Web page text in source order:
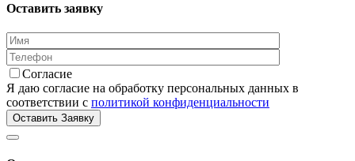
Оставить заявку
Согласие
Я даю согласие на обработку персональных данных в
соответствии с политикой конфиденциальности